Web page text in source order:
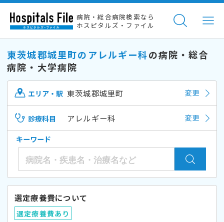
病院・総合病院検索なら
ホスピタルズ・ファイル
東茨城郡城里町のアレルギー科の病院・総合
病院・大学病院
エリア・駅 東茨城郡城里町 変更
診療科目 アレルギー科 変更
キーワード
選定療養費について
選定療養費あり